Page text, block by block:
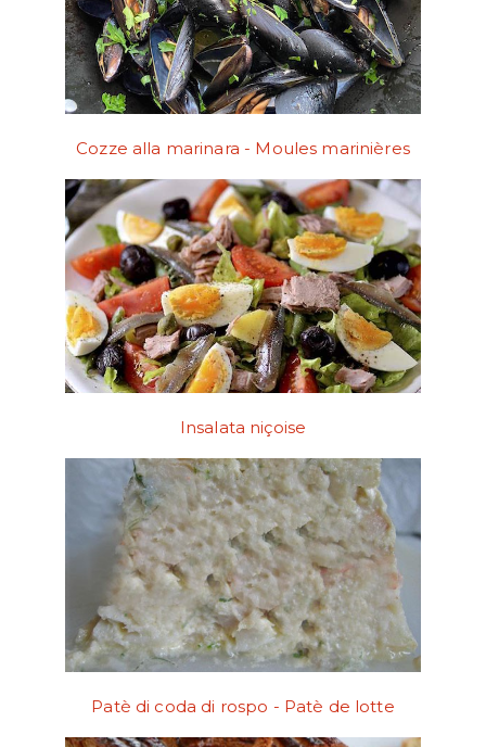
Cozze alla marinara - Moules marinières
Insalata niçoise
Patè di coda di rospo - Patè de lotte